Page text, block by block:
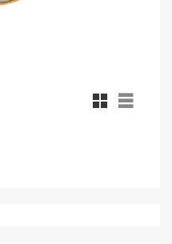
Rutnätsvy
Listvy